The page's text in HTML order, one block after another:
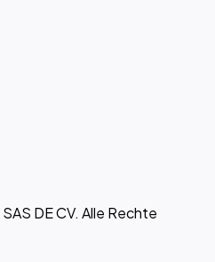
DE CV. Alle Rechte